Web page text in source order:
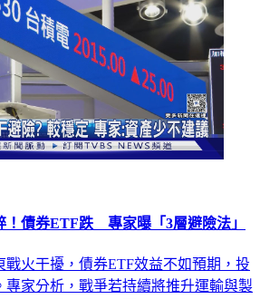
！債券ETF跌 專家曝「3層避險法」
火干擾，債券ETF效益不如預期，投
專家分析，戰爭若持續將推升運輸與製